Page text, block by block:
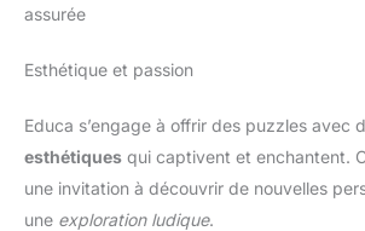
assurée
Esthétique et passion
Educa s’engage à offrir des puzzles avec
esthétiques qui captivent et enchantent.
une invitation à découvrir de nouvelles
une exploration ludique.